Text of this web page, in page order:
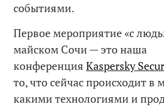
событиями.
Первое мероприятие «с
майском Сочи — это наша
конференцияKaspersky
то, что сейчас происходит в
какими технологиями и